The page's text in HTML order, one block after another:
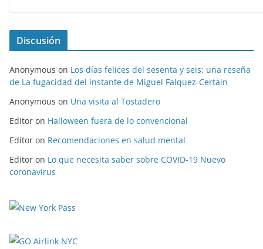
Discusión
Anonymous on Los días felices del sesenta y seis: una reseña
de La fugacidad del instante de Miguel Falquez-Certain
Anonymous on Una visita al Tostadero
Editor on Halloween fuera de lo convencional
Editor on Recomendaciones en salud mental
Editor on Lo que necesita saber sobre COVID-19 Nuevo
coronavirus